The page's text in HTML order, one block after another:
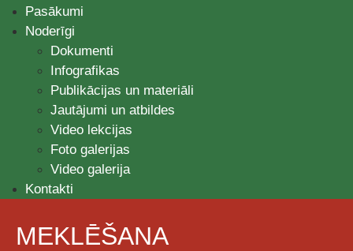
Pasākumi
Noderīgi
Dokumenti
Infografikas
Publikācijas un materiāli
Jautājumi un atbildes
Video lekcijas
Foto galerijas
Video galerija
Kontakti
MEKLĒŠANA